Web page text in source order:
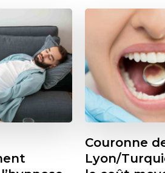
Couronne
Lyon/